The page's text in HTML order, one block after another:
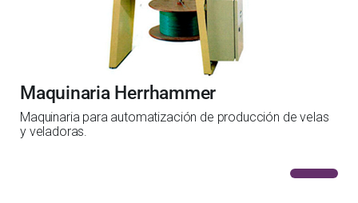
Maquinaria Herrhammer
Maquinaria para automatización de producción de velas
y veladoras.